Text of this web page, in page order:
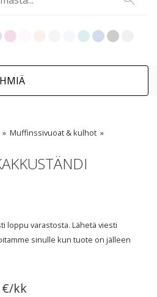
Muffinssivuoat & kulhot
loppu varastosta. Lähetä viesti
sinulle kun tuote on jälleen
€/kk